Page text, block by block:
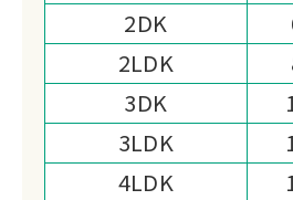
業をいたしますので、
申し付けください。
また他社では買取り出
も高額にて買取り出来
すので何でもご相談く
2DK
2LDK
3DK
3LDK
4LDK